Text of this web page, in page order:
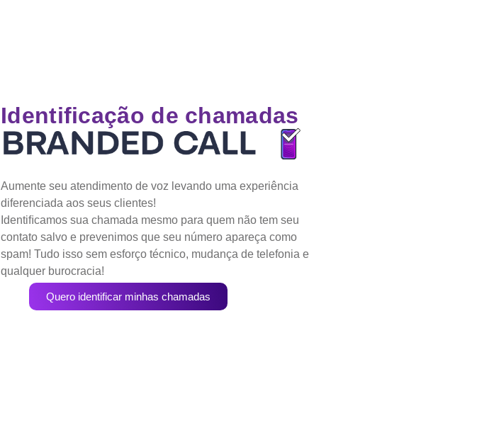
Identificação de chamadas
Aumente seu atendimento de voz levando uma experiência
diferenciada aos seus clientes!
Identiﬁcamos sua chamada mesmo para quem não tem seu
contato salvo e prevenimos que seu número apareça como
spam! Tudo isso sem esforço técnico, mudança de telefonia e
qualquer burocracia!
Quero identificar minhas chamadas